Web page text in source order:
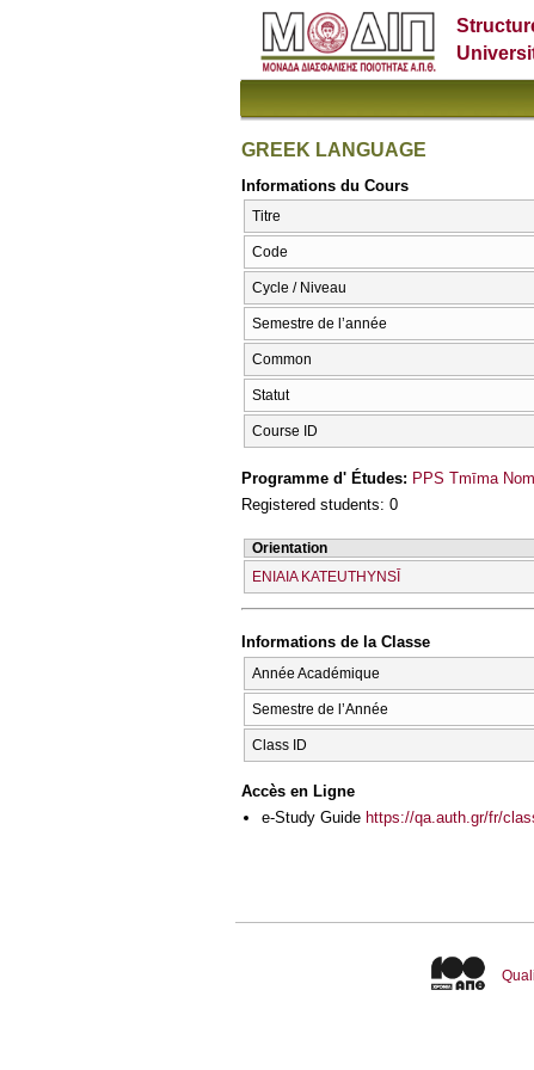
GREEK LANGUAGE
Informations du Cours
Titre
Code
Cycle / Niveau
Semestre de l’année
Common
Statut
Course ID
Programme d' Études: PPS Tmīma
Registered students: 0
Orientation
ENIAIA KATEUTHYNSĪ
Informations de la Classe
Année Académique
Semestre de l’Année
Class ID
Accès en Ligne
e-Study Guide https://qa.auth.gr/fr/